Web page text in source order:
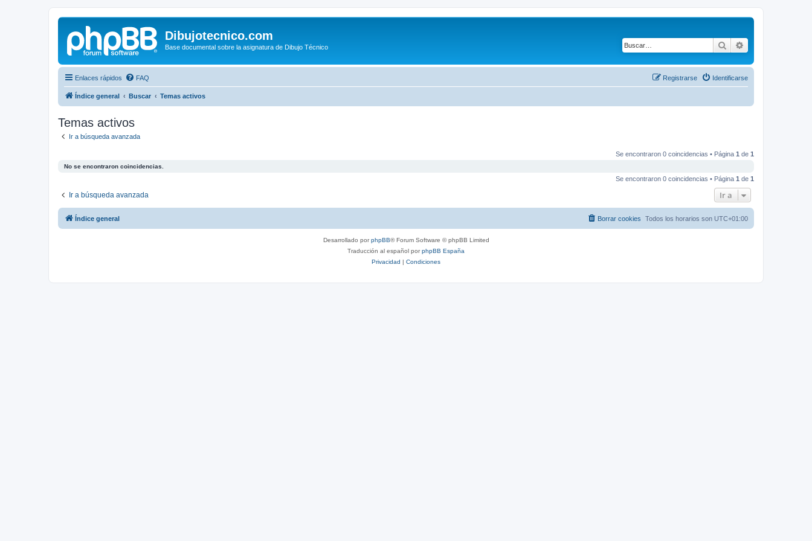
Dibujotecnico.com
Base documental sobre la asignatura de Dibujo Técnico Buscar
Enlaces rápidos FAQ Identificarse
Registrarse
Índice general Buscar Temas activos
Temas activos
Ir a búsqueda avanzada
Se encontraron 0 coincidencias • Página 1 de 1
No se encontraron coincidencias.
Se encontraron 0 coincidencias • Página 1 de 1
Ir a búsqueda avanzada Ir a
Índice general Todos los horarios son UTC+01:00
Borrar cookies
Desarrollado porphpBB® Forum Software © phpBB Limited
Traducción al español porphpBB España
Privacidad | Condiciones